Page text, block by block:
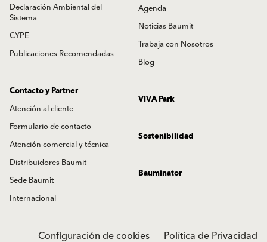
Declaración Ambiental del
Sistema
CYPE
Publicaciones Recomendadas
Agenda
Noticias Baumit
Trabaja con Nosotros
Blog
Contacto y Partner
Atención al cliente
Formulario de contacto
Atención comercial y técnica
Distribuidores Baumit
Sede Baumit
Internacional
VIVA Park
Sostenibilidad
Bauminator
Configuración de cookies Política de Privacidad